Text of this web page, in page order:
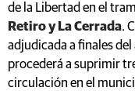
de la Libertad en el
Retiro y La Cerrada.
adjudicada a finales
procederá a suprimir
circulación en el